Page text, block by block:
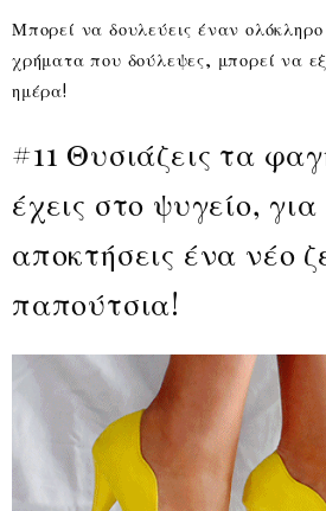
Μπορεί να δουλεύεις έναν
χρήματα που δούλεψες, μπορεί να
ημέρα!
#11 Θυσιάζεις τα
έχεις στο ψυγείο,
αποκτήσεις ένα νέο
παπούτσια!